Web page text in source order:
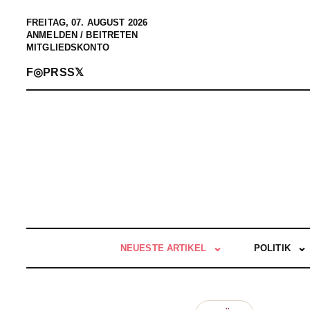
FREITAG, 07. AUGUST 2026
ANMELDEN / BEITRETEN
MITGLIEDSKONTO
F◎PRSS𝕏
NEUESTE ARTIKEL POLITIK